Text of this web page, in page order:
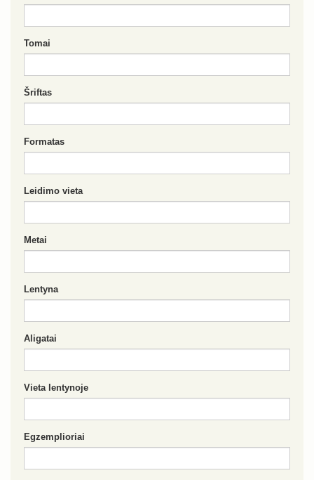
Tomai
Šriftas
Formatas
Leidimo vieta
Metai
Lentyna
Aligatai
Vieta lentynoje
Egzemplioriai